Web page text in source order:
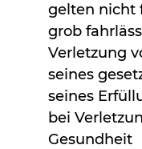
gelten nicht
grob
Verletzung
seines
seines
bei
Gesundheit